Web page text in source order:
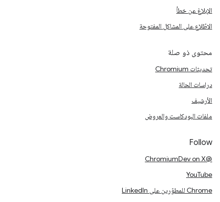
الإبلاغ عن خطأ
الاطّلاع على المشاكل المفتوحة
محتوى ذو صلة
تحديثات Chromium
دراسات الحالة
الأرشيف
ملفات البودكاست والعروض
Follow
@ChromiumDev on X
YouTube
Chrome للمطوّرين على LinkedIn